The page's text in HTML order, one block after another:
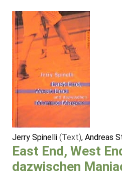
Jerry Spinelli (Text), Andreas
East End, West
dazwischen